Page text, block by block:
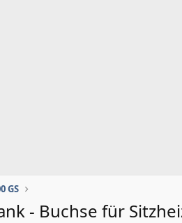
GS
- Buchse für